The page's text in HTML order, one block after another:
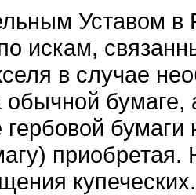
Уставом в
искам,
в случае
обычной
гербовой
купеческих.